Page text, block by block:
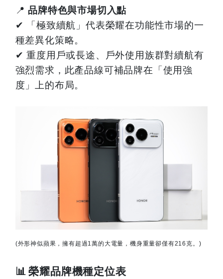
📍 品牌特色與市場切入點
✔
「極致續航」代表榮耀在功能性市場的一
種差異化策略。
✔重度用戶或長途、戶外使用族群對續航有
強烈需求，此產品線可補品牌在「使用強
度」上的布局。
(外形神似蘋果，擁有超過1萬的大電量，機身重量卻僅有216 克。 )
📊 榮耀品牌機種定位表